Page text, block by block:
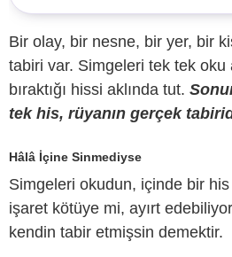
Bir olay, bir nesne, bir yer, bir
tabiri var. Simgeleri tek tek
bıraktığı hissi aklında tut.
tek his, rüyanın gerçek
Hâlâ İçine Sinmediyse
Simgeleri okudun, içinde bir
işaret kötüye mi, ayırt
kendin tabir etmişsin demektir.